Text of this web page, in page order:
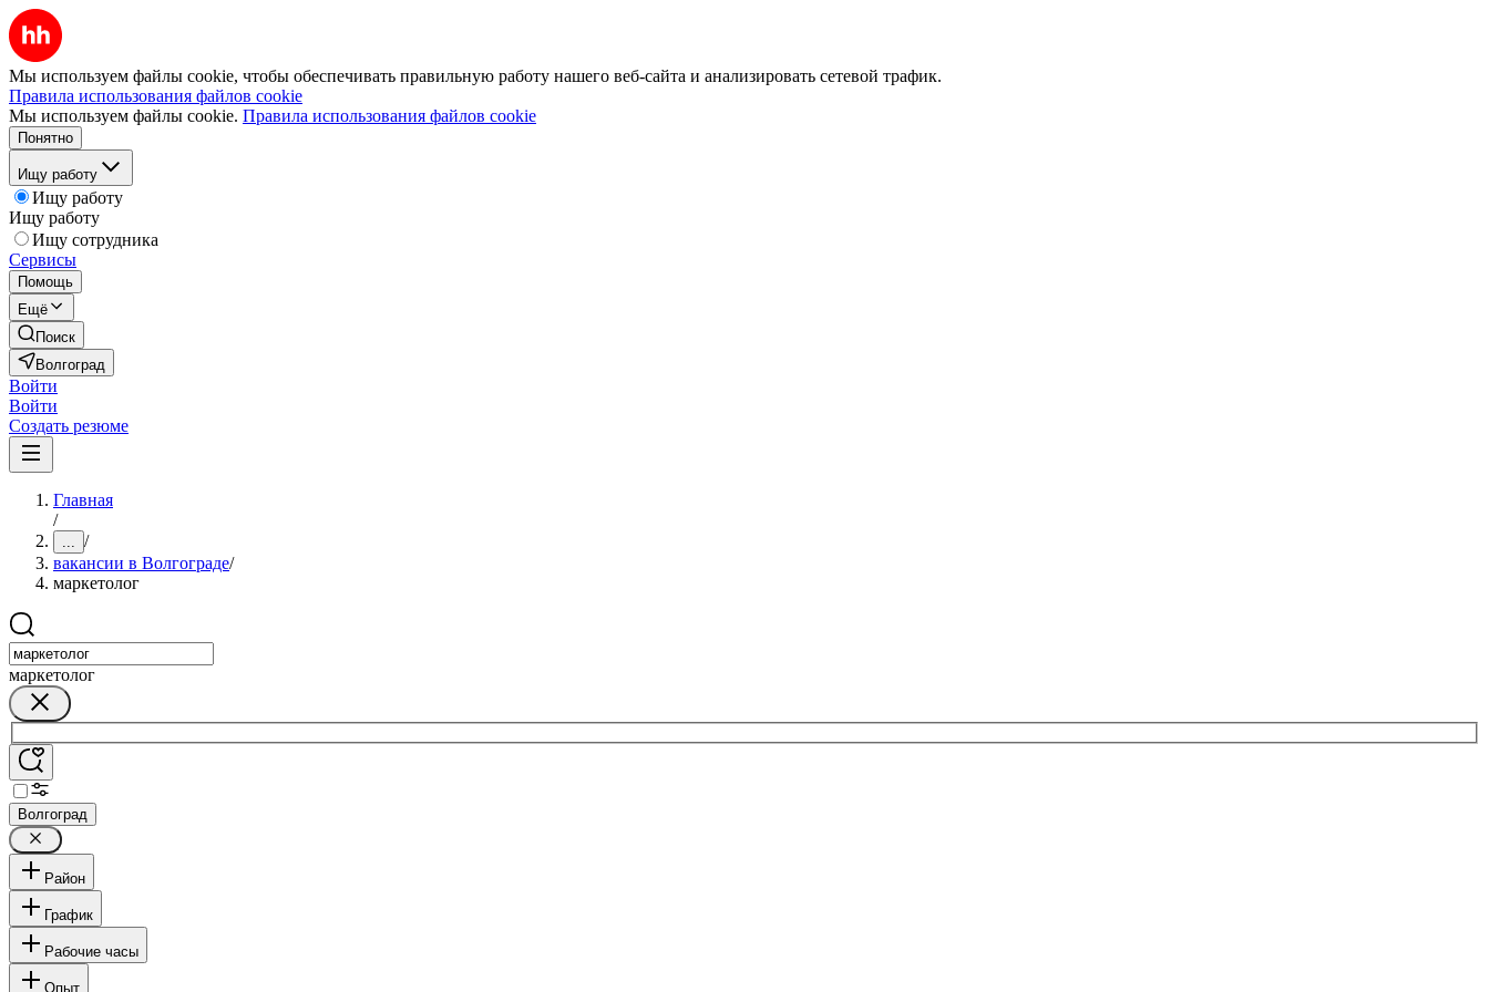
Мы используем файлы cookie, чтобы обеспечивать правильную работу нашего веб-сайта и анализировать сетевой трафик.
Правила использования файлов cookie
Мы используем файлы cookie. Правила использования файлов cookie
Понятно
Ищу работу
Ищу работу
Ищу работу
Ищу сотрудника
Сервисы
Помощь
Ещё
Поиск
Волгоград
Войти
Войти
Создать резюме
Главная
/
... /
вакансии в Волгограде/
маркетолог
маркетолог
Волгоград
Район
График
Рабочие часы
Опыт